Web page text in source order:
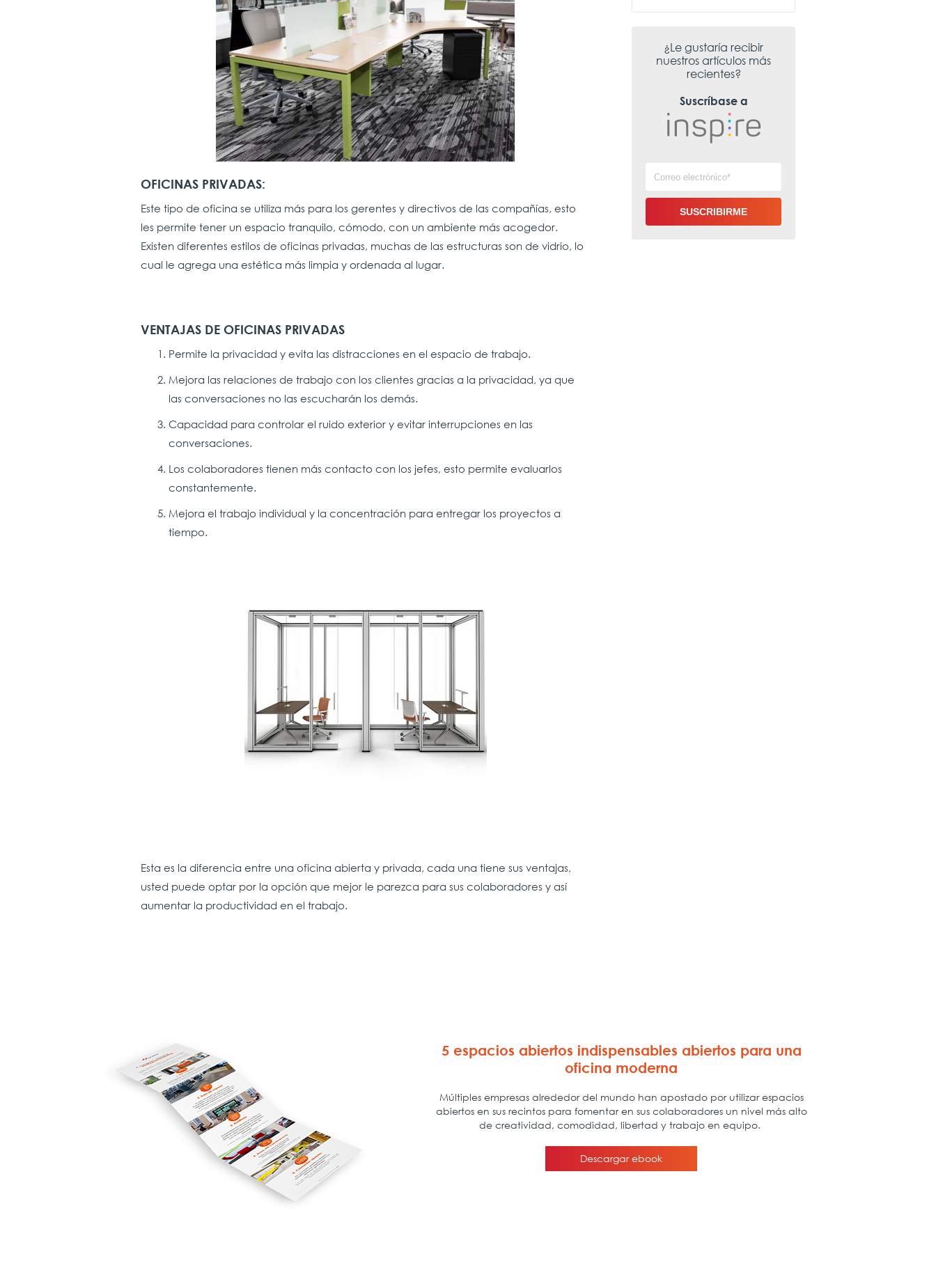
OFICINAS PRIVADAS:
Este tipo de oficina se utiliza más para los gerentes y directivos de las compañías, esto
les permite tener un espacio tranquilo, cómodo, con un ambiente más acogedor.
Existen diferentes estilos de oficinas privadas, muchas de las estructuras son de vidrio, lo
cual le agrega una estética más limpia y ordenada al lugar.
VENTAJAS DE OFICINAS PRIVADAS
Permite la privacidad y evita las distracciones en el espacio de trabajo.
Mejora las relaciones de trabajo con los clientes gracias a la privacidad, ya que
las conversaciones no las escucharán los demás.
Capacidad para controlar el ruido exterior y evitar interrupciones en las
conversaciones.
Los colaboradores tienen más contacto con los jefes, esto permite evaluarlos
constantemente.
Mejora el trabajo individual y la concentración para entregar los proyectos a
tiempo.
Esta es la diferencia entre una oficina abierta y privada, cada una tiene sus ventajas,
usted puede optar por la opción que mejor le parezca para sus colaboradores y así
aumentar la productividad en el trabajo.
¿Le gustaría recibir
nuestros artículos más
recientes?
Suscríbase a